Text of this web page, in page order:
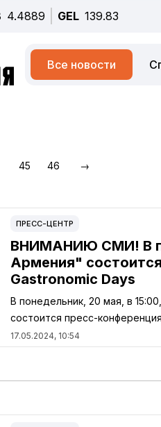
4.4889 GEL 139.83
Все новости
45 46 →
ПРЕСС-ЦЕНТР
ВНИМАНИЮ СМИ! В
Армения"
Gastronomic Days
В понедельник, 20 мая, в
состоится пресс-
17.05.2024, 10:54